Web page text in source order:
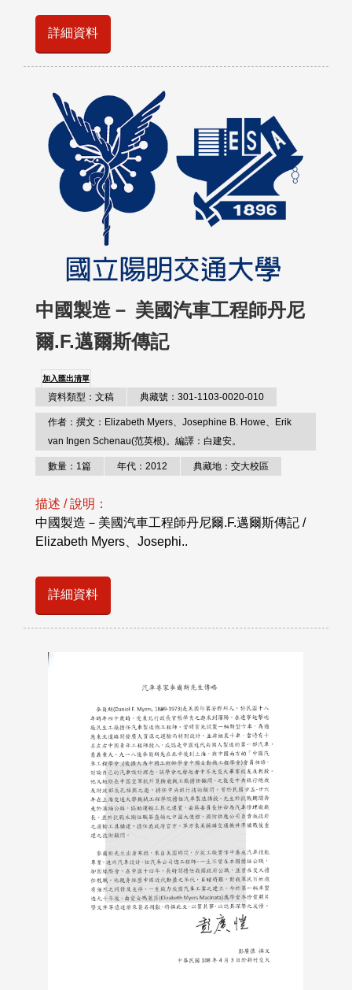
詳細資料
中國製造－ 美國汽車工程師丹尼
爾.F.邁爾斯傳記
加入匯出清單
資料類型：文稿 典藏號：301-1103-0020-010
作者：撰文：Elizabeth Myers、Josephine B. Howe、Erik
van Ingen Schenau(范英根)。編譯：白建安。
數量：1篇 年代：2012 典藏地：交大校區
描述 / 說明：
中國製造－美國汽車工程師丹尼爾.F.邁爾斯傳記 /
Elizabeth Myers、Josephi..
詳細資料